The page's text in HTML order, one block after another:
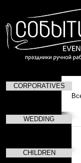
CORPORATIVES
WEDDING
CHILDREN